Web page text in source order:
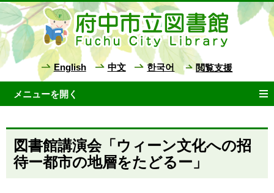
English 中文 한국어 閲覧支援
図書館講演会「ウィーン文化への招
待ー都市の地層をたどるー」